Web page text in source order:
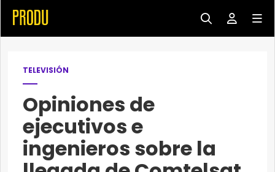
TELEVISIÓN
Opiniones de
ejecutivos e
ingenieros sobre la